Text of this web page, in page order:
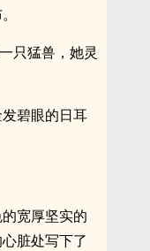
只猛兽，她灵
碧眼的日耳
宽厚坚实的
脏处写下了